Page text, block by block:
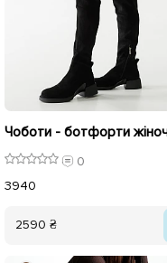
0
3940
2590 ₴